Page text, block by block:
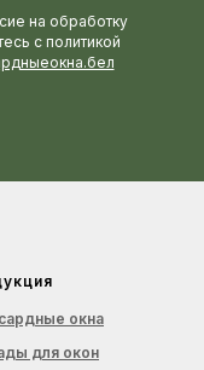
на обработку
c политикой
окна
для окон